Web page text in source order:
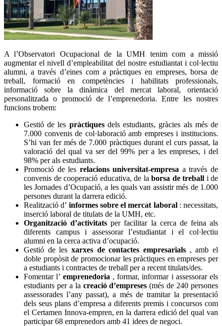
A l’Observatori Ocupacional de la UMH tenim com a missió
augmentar el nivell d’empleabilitat del nostre estudiantat i col·lectiu
alumni, a través d’eines com a pràctiques en empreses, borsa de
treball, formació en competències i habilitats professionals,
informació sobre la dinàmica del mercat laboral, orientació
personalitzada o promoció de l’emprenedoria. Entre les nostres
funcions trobem:
Gestió de les pràctiquesdels estudiants, gràcies als més de
7.000 convenis de col·laboració amb empreses i institucions.
S’hi van fer més de 7.000 pràctiques durant el curs passat, la
valoració del qual va ser del 99% per a les empreses, i del
98% per als estudiants.
Promoció de les relacions universitat-empresa a través de
convenis de cooperació educativa, de la borsa de treball i de
les Jornades d’Ocupació, a les quals van assistir més de 1.000
persones durant la darrera edició.
Realització d’ informes sobre el mercat laboral: necessitats,
inserció laboral de titulats de la UMH, etc.
Organització d’activitats per facilitar la cerca de feina als
diferents campus i assessorar l’estudiantat i el col·lectiu
alumni en la cerca activa d’ocupació.
Gestió de les xarxes de contactes empresarials , amb el
doble propòsit de promocionar les pràctiques en empreses per
a estudiants i contractes de treball per a recent titulats/des.
Fomentar l’ emprenedoria , formar, informar i assessorar els
estudiants per a la creació d’empreses (més de 240 persones
assessorades l’any passat), a més de tramitar la presentació
dels seus plans d’empresa a diferents premis i concursos com
el Certamen Innova-empren, en la darrera edició del qual van
participar 68 emprenedors amb 41 idees de negoci.